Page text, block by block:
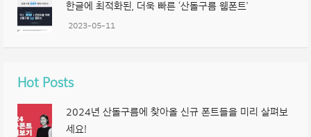
한글에 최적화된, 더욱 빠른 ‘산돌구름 웹폰트’
2023-05-11
Hot Posts
2024년 산돌구름에 찾아올 신규 폰트들을 미리 살펴보
세요!